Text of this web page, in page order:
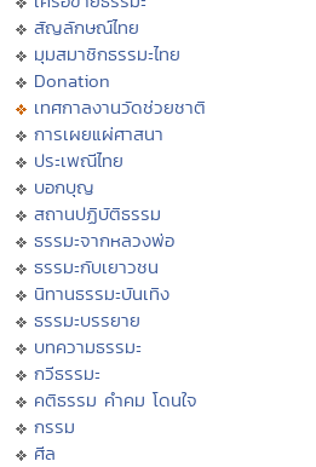
สัญลักษณ์ไทย
มุมสมาชิกธรรมะไทย
Donation
เทศกาลงานวัดช่วยชาติ
การเผยแผ่ศาสนา
ประเพณีไทย
บอกบุญ
สถานปฏิบัติธรรม
ธรรมะจากหลวงพ่อ
ธรรมะกับเยาวชน
นิทานธรรมะบันเทิง
ธรรมะบรรยาย
บทความธรรมะ
กวีธรรมะ
คติธรรม คำคม โดนใจ
กรรม
ศีล